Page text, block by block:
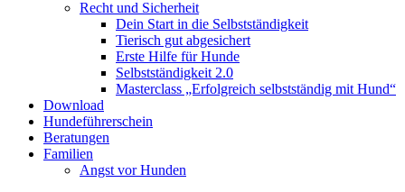
Recht und Sicherheit
Dein Start in die Selbstständigkeit
Tierisch gut abgesichert
Erste Hilfe für Hunde
Selbstständigkeit 2.0
Masterclass „Erfolgreich selbstständig mit Hund“
Download
Hundeführerschein
Beratungen
Familien
Angst vor Hunden